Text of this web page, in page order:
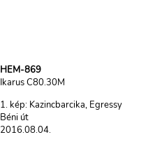
HEM-869
Ikarus C80.30M
1. kép: Kazincbarcika, Egressy
Béni út
2016.08.04.